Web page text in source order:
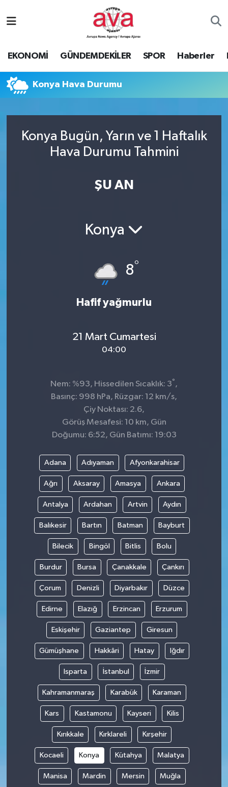
EKONOMİ GÜNDEMDEKİLER SPOR Haberler
Konya Hava Durumu
Konya Bugün, Yarın ve 1 Haftalık
Hava Durumu Tahmini
ŞU AN
Konya
8°
Hafif yağmurlu
21 Mart Cumartesi
04:00
Nem: %93, Hissedilen Sıcaklık: 3° ,
Basınç: 998 hPa, Rüzgar: 12 km/s,
Çiy Noktası: 2.6,
Görüş Mesafesi: 10 km, Gün
Doğumu: 6:52, Gün Batımı: 19:03
Adana Adıyaman Afyonkarahisar
Ağrı Aksaray Amasya Ankara
Antalya Ardahan Artvin Aydın
Balıkesir Bartın Batman Bayburt
Bilecik Bingöl Bitlis Bolu
Burdur Bursa Çanakkale Çankırı
Çorum Denizli Diyarbakır Düzce
Edirne Elazığ Erzincan Erzurum
Eskişehir Gaziantep Giresun
Gümüşhane Hakkâri Hatay Iğdır
Isparta İstanbul İzmir
Kahramanmaraş Karabük Karaman
Kars Kastamonu Kayseri Kilis
Kırıkkale Kırklareli Kırşehir
Kocaeli Konya Kütahya Malatya
Manisa Mardin Mersin Muğla
Nöbetçi Eczaneler
Namaz Vakitleri
Trafik Durumu
Süper Lig Puan Durumu ve Fikstür